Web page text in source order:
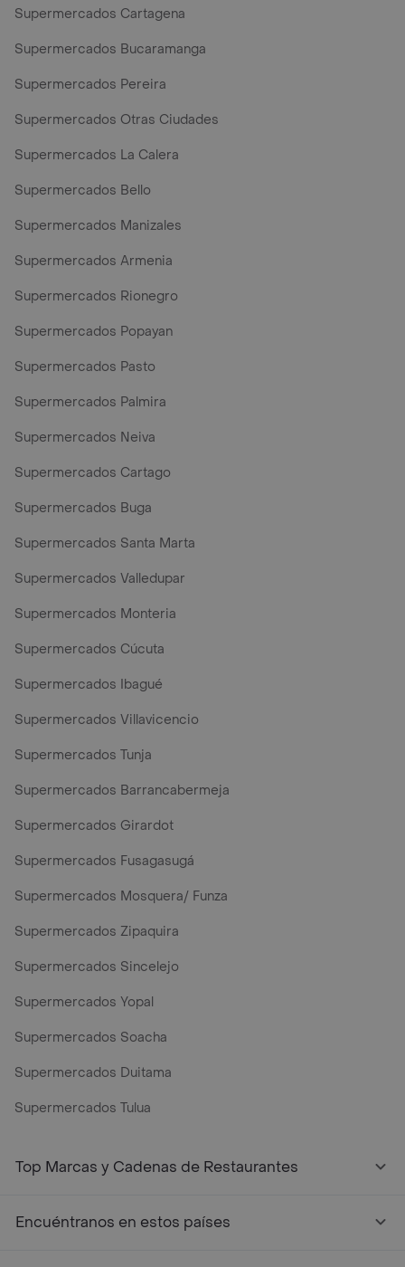
Supermercados Cartagena
Supermercados Bucaramanga
Supermercados Pereira
Supermercados Otras Ciudades
Supermercados La Calera
Supermercados Bello
Supermercados Manizales
Supermercados Armenia
Supermercados Rionegro
Supermercados Popayan
Supermercados Pasto
Supermercados Palmira
Supermercados Neiva
Supermercados Cartago
Supermercados Buga
Supermercados Santa Marta
Supermercados Valledupar
Supermercados Monteria
Supermercados Cúcuta
Supermercados Ibagué
Supermercados Villavicencio
Supermercados Tunja
Supermercados Barrancabermeja
Supermercados Girardot
Supermercados Fusagasugá
Supermercados Mosquera/ Funza
Supermercados Zipaquira
Supermercados Sincelejo
Supermercados Yopal
Supermercados Soacha
Supermercados Duitama
Supermercados Tulua
Top Marcas y Cadenas de Restaurantes
Encuéntranos en estos países